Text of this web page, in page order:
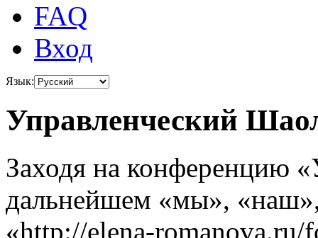
FAQ
Вход
Язык:
Управленческий
Заходя на конференцию
дальнейшем «мы»,
«http://elena-romanova.ru/